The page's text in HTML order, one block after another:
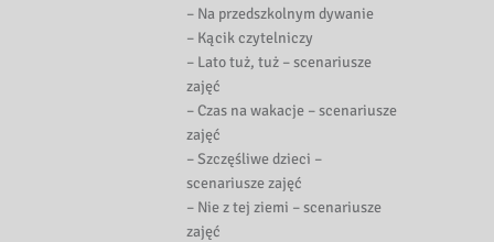
– Na przedszkolnym dywanie
– Kącik czytelniczy
– Lato tuż, tuż – scenariusze
zajęć
– Czas na wakacje – scenariusze
zajęć
– Szczęśliwe dzieci –
scenariusze zajęć
– Nie z tej ziemi – scenariusze
zajęć